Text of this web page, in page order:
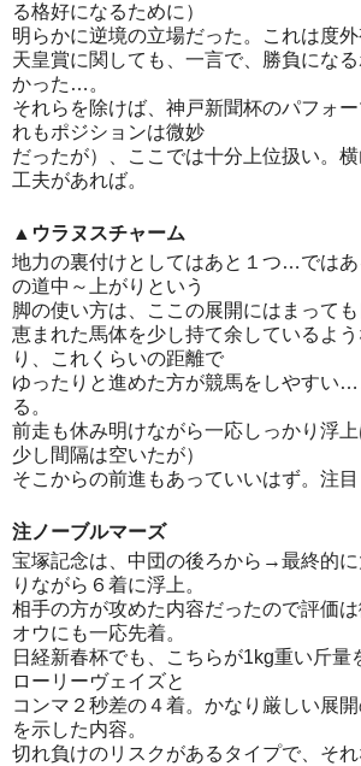
る格好になるために）
明らかに逆境の立場だった。これは度外
天皇賞に関しても、一言で、勝負にな
かった…。
それらを除けば、神戸新聞杯のパフォ
れもポジションは微妙
だったが）、ここでは十分上位扱い。横
工夫があれば。
▲ウラヌスチャーム
地力の裏付けとしてはあと１つ…では
の道中～上がりという
脚の使い方は、ここの展開にはまっても
恵まれた馬体を少し持て余しているよ
り、これくらいの距離で
ゆったりと進めた方が競馬をしやすい
る。
前走も休み明けながら一応しっかり浮
少し間隔は空いたが）
そこからの前進もあっていいはず。注目
注ノーブルマーズ
宝塚記念は、中団の後ろから→最終的
りながら６着に浮上。
相手の方が攻めた内容だったので評価
オウにも一応先着。
日経新春杯でも、こちらが1kg重い斤量
ローリーヴェイズと
コンマ２秒差の４着。かなり厳しい展
を示した内容。
切れ負けのリスクがあるタイプで、そ